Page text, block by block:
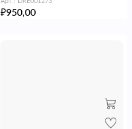
₽950,00